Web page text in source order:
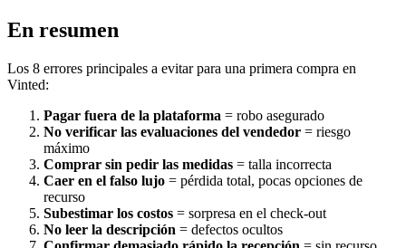
En resumen
Los 8 errores principales a evitar para una primera compra en
Vinted:
Pagar fuera de la plataforma = robo asegurado
No verificar las evaluaciones del vendedor = riesgo
máximo
Comprar sin pedir las medidas = talla incorrecta
Caer en el falso lujo = pérdida total, pocas opciones de
recurso
Subestimar los costos = sorpresa en el check-out
No leer la descripción = defectos ocultos